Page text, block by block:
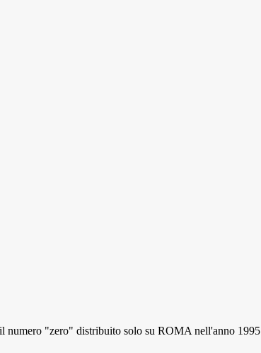
"zero" distribuito solo su ROMA nell'anno 1995